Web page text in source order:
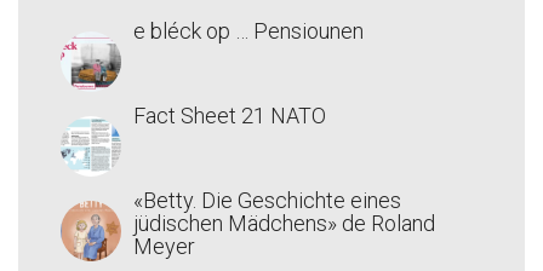
e bléck op … Pensiounen
Fact Sheet 21 NATO
«Betty. Die Geschichte eines
jüdischen Mädchens» de Roland
Meyer